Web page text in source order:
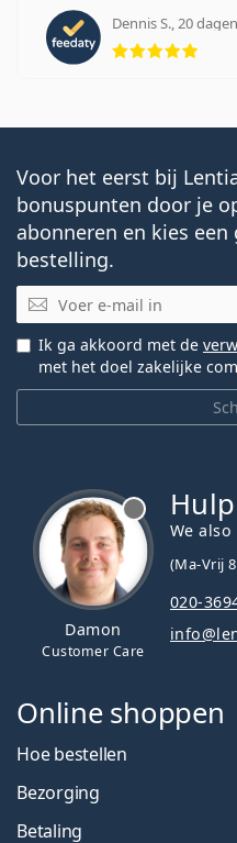
Dennis S., 20
Voor het eerst bij
bonuspunten door je
abonneren en kies
bestelling.
E-mail
Ik ga akkoord met de
met het doel zakelijke
Damon
Customer Care
We
(Ma-Vrij
020-
Online shoppen
Hoe bestellen
Bezorging
Betaling